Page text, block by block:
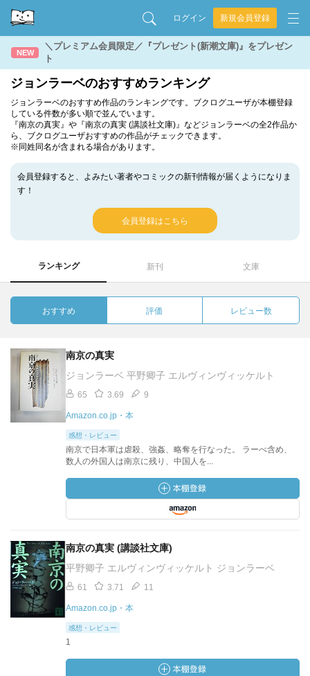
ログイン 新規会員登録
NEW
＼プレミアム会員限定／『プレゼント(新潮文庫)』をプレゼン
ト
ジョンラーベのおすすめランキング
ジョンラーベのおすすめ作品のランキングです。ブクログユーザが本棚登録
している件数が多い順で並んでいます。
『南京の真実』や『南京の真実 (講談社文庫)』などジョンラーベの全2作品か
ら、ブクログユーザおすすめの作品がチェックできます。
※同姓同名が含まれる場合があります。
会員登録すると、よみたい著者やコミックの新刊情報が届くようになりま
す！
会員登録はこちら
ランキング 新刊 文庫
おすすめ 評価 レビュー数
南京の真実
ジョンラーベ 平野卿子 エルヴィンヴィッケルト
65 3.69 9
Amazon.co.jp・本
感想・レビュー
南京で日本軍は虐殺、強姦、略奪を行なった。 ラーべ含め、
数人の外国人は南京に残り、中国人を...
南京の真実 (講談社文庫)
平野卿子 エルヴィンヴィッケルト ジョンラーベ
61 3.71 11
Amazon.co.jp・本
感想・レビュー
1